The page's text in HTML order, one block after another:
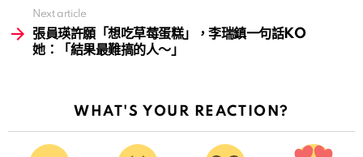
Next article
張員瑛許願「想吃草莓蛋糕」，李瑞鎮一句話KO
她：「結果最難搞的人～」
WHAT'S YOUR REACTION?